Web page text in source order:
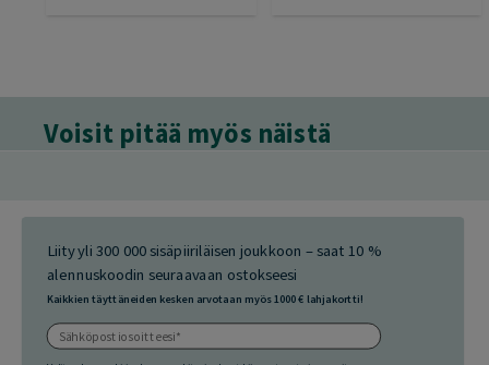
Voisit pitää myös näistä
Liity yli 300 000 sisäpiiriläisen joukkoon – saat 10 %
alennuskoodin seuraavaan ostokseesi
Kaikkien täyttäneiden kesken arvotaan myös 1000 € lahjakortti!